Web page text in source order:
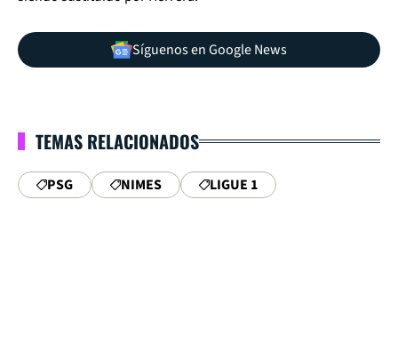
Síguenos en Google News
TEMAS RELACIONADOS
PSG NIMES LIGUE 1